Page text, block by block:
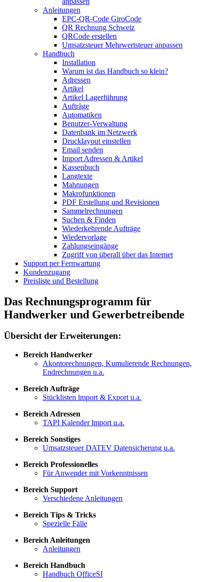
Anleitungen
EPC-QR-Code GiroCode
QR Rechnung Schweiz
QRCode erstellen
Umsatzsteuer Mehrwertsteuer anpassen
Handbuch
Installation
Warum ist das Handbuch so klein?
Adressen
Artikel
Artikel Lagerführung
Aufträge
Automatiken
Benutzer-Verwaltung
Datenbank im Netzwerk
Drucklayout einstellen
Email senden
Import Adressen & Artikel
Kassenbuch
Langtexte
Mahnungen
Makrofunktionen
PDF Erstellung und Revisionen
Sammelrechnungen
Suchen & Finden
Wiederkehrende Aufträge
Wiedervorlage
Zahlungseingänge
Zugriff von überall über das Internet
Support per Fernwartung
Kundenzugang
Preisliste und Bestellung
Das Rechnungsprogramm für
Handwerker und Gewerbetreibende
Übersicht der Erweiterungen:
Bereich Handwerker
Akontorechnungen, Kumulierende Rechnungen,
Endrechnungen u.a.
Bereich Aufträge
Stücklisten lmport & Export u.a.
Bereich Adressen
TAPI Kalender lmport u.a.
Bereich Sonstiges
Umsatzsteuer DATEV Datensicherung u.a.
Bereich Professionelles
Für Anwender mit Vorkenntnissen
Bereich Support
Verschiedene Anleitungen
Bereich Tips & Tricks
Spezielle Fälle
Bereich Anleitungen
Anleitungen
Bereich Handbuch
Handbuch OfficeSI